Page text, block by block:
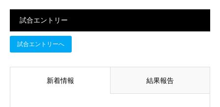
試合エントリー
試合エントリーへ
新着情報 結果報告